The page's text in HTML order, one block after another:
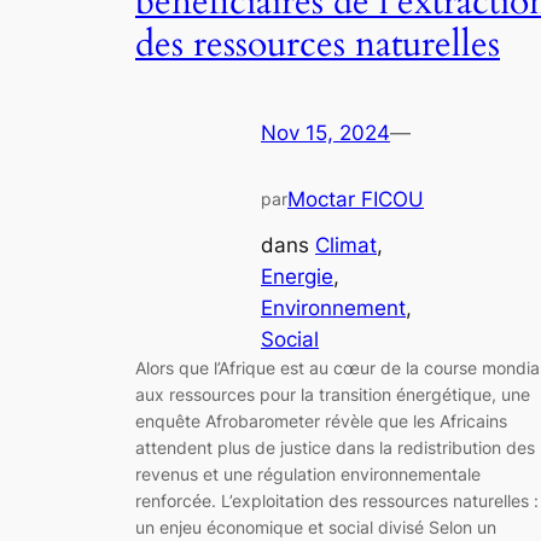
des ressources naturelles
Nov 15, 2024—
parMoctar FICOU
dans Climat
Energie
Environnement
Social
Alors que l’Afrique est au cœur de la course
aux ressources pour la transition énergétique, une
enquête Afrobarometer révèle que les Africains
attendent plus de justice dans la redistribution des
revenus et une régulation environnementale
renforcée. L’exploitation des ressources naturelles :
un enjeu économique et social divisé Selon un